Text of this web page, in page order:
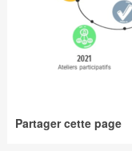
Partager cette page